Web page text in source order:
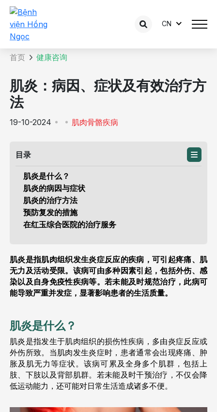
CN
咨询内容详情
首页 健康咨询
肌炎：病因、症状及有效治疗方
法
19-10-2024 肌肉骨骼疾病
目录
肌炎是什么？
肌炎的病因与症状
肌炎的治疗方法
预防复发的措施
在红玉综合医院的治疗服务
肌炎是指肌肉组织发生炎症反应的疾病，可引起疼痛、肌
无力及活动受限。该病可由多种因素引起，包括外伤、感
染以及自身免疫性疾病等。若未能及时规范治疗，此病可
能导致严重并发症，显著影响患者的生活质量。
肌炎是什么？
肌炎是指发生于肌肉组织的损伤性疾病，多由炎症反应或
外伤所致。当肌肉发生炎症时，患者通常会出现疼痛、肿
胀及肌无力等症状。该病可累及全身多个肌群，包括上
肢、下肢以及背部肌群。若未能及时干预治疗，不仅会降
低运动能力，还可能对日常生活造成诸多不便。